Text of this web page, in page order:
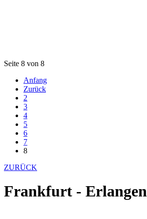
Seite 8 von 8
Anfang
Zurück
2
3
4
5
6
7
8
ZURÜCK
Frankfurt - Erlangen